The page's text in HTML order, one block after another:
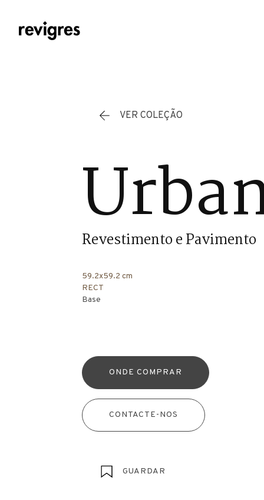
VER COLEÇÃO
Revestimento e Pavimento
59.2x59.2 cm
RECT
Base
ONDE COMPRAR
CONTACTE-NOS
GUARDAR